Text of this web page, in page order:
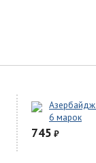
6 марок
745 ₽